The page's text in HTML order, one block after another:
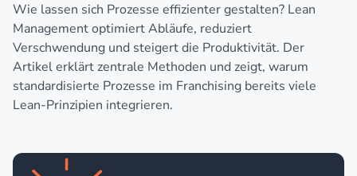
Wie lassen sich Prozesse effizienter gestalten? Lean
Management optimiert Abläufe, reduziert
Verschwendung und steigert die Produktivität. Der
Artikel erklärt zentrale Methoden und zeigt, warum
standardisierte Prozesse im Franchising bereits viele
Lean-Prinzipien integrieren.